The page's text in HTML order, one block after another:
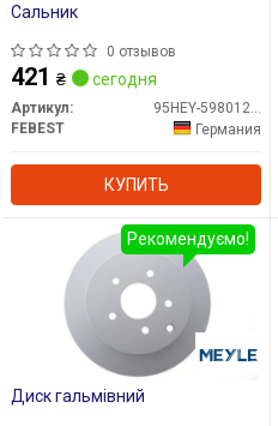
Сальник
0 отзывов
421 ₴ сегодня
Артикул:
FEBEST
Германия
КУПИТЬ
Диск гальмівний
Рекомендуємо!